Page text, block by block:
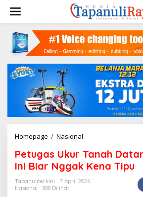
konten
Homepage / Nasional
Tanah
Datang?
Cek
5
Petugas Ukur Tanah
Ini Biar Nggak Kena Tipu
Tapanuliterkini
7 April 2026
Nasional
808 Dilihat